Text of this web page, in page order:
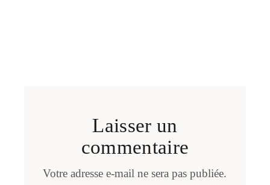
Laisser un
commentaire
Votre adresse e-mail ne sera pas publiée.